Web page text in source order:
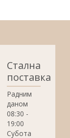
Стална
поставка
Радним
даном
08:30 -
19:00
Субота